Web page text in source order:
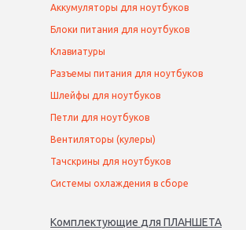
Аккумуляторы для ноутбуков
Блоки питания для ноутбуков
Клавиатуры
Разъемы питания для ноутбуков
Шлейфы для ноутбуков
Петли для ноутбуков
Вентиляторы (кулеры)
Тачскрины для ноутбуков
Системы охлаждения в сборе
Комплектующие для ПЛАНШЕТА